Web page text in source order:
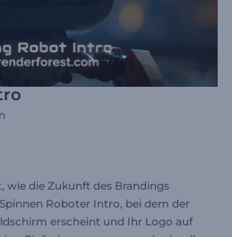
wie die Zukunft des Brandings
Roboter Intro, bei dem der
erscheint und Ihr Logo auf